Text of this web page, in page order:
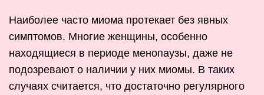
Наиболее часто миома протекает без явных
симптомов. Многие женщины, особенно
находящиеся в периоде менопаузы, даже не
подозревают о наличии у них миомы. В таких
случаях считается, что достаточно регулярного